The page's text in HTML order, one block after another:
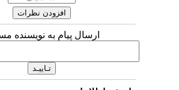
ارسال پیام به نویسنده